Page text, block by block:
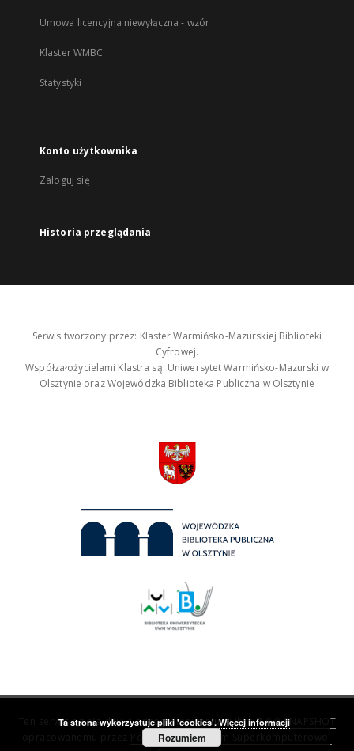
Umowa licencyjna niewyłączna - wzór
Klaster WMBC
Statystyki
Konto użytkownika
Zaloguj się
Historia przeglądania
Serwis tworzony przez: Klaster Warmińsko-Mazurskiej Biblioteki
Cyfrowej.
Współzałożycielami Klastra są: Uniwersytet Warmińsko-Mazurski w
Olsztynie oraz Wojewódzka Biblioteka Publiczna w Olsztynie
Ten serwis działa dzięki oprogramowaniudLibra 7.0.0-SNAPSHOT
Poznańskie Centrum Superkomputerowo-
Ta strona wykorzystuje pliki 'cookies'. Więcej informacji
Rozumiem